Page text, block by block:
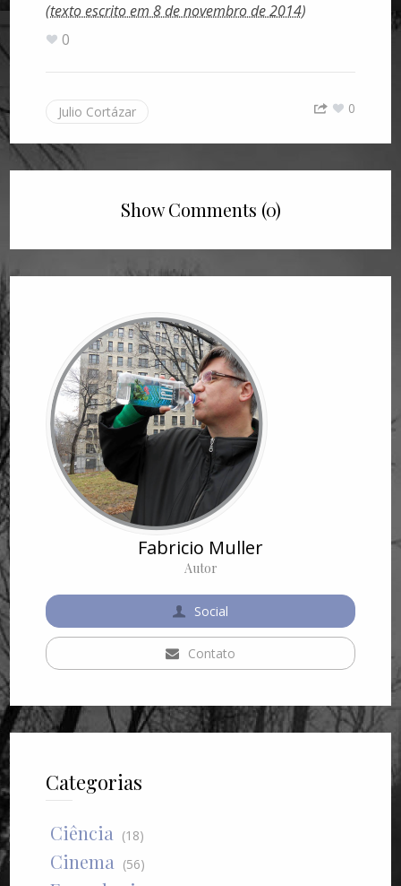
(texto escrito em 8 de novembro de 2014)
0
Julio Cortázar 0
Show Comments (0)
Fabricio Muller
Autor
Social
Contato
Categorias
Ciência (18)
Cinema (56)